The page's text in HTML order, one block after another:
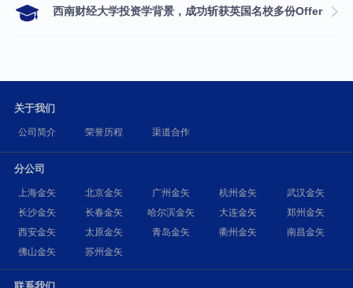
西南财经大学投资学背景，成功斩获英国名校多份Offer
关于我们
公司简介 荣誉历程 渠道合作
分公司
上海金矢 北京金矢 广州金矢 杭州金矢
武汉金矢
长沙金矢
长春金矢 哈尔滨金矢 大连金矢
郑州金矢
西安金矢
太原金矢 青岛金矢 衢州金矢
南昌金矢
佛山金矢
苏州金矢